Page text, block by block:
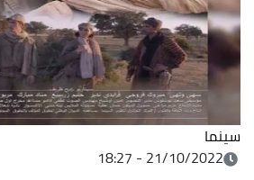
سينما
21/10/2022 - 18:27